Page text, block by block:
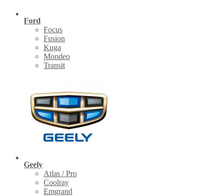
Ford
Focus
Fusion
Kuga
Mondeo
Transit
Geely
Atlas / Pro
Coolray
Emgrand